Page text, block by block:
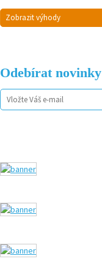
Zobrazit výhody
Odebírat novinky